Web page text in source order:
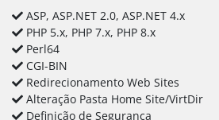
ASP, ASP.NET 2.0, ASP.NET 4.x
PHP 5.x, PHP 7.x, PHP 8.x
Perl64
CGI-BIN
Redirecionamento Web Sites
Alteração Pasta Home Site/VirtDir
Definição de Segurança